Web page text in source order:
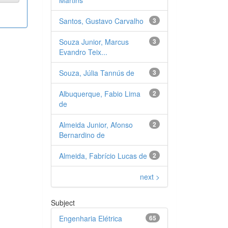
3
Santos, Gustavo Carvalho
3
Souza Junior, Marcus
Evandro Teix...
3
Souza, Júlia Tannús de
2
Albuquerque, Fabio Lima
de
2
Almeida Junior, Afonso
Bernardino de
2
Almeida, Fabrício Lucas de
next >
Subject
65
Engenharia Elétrica